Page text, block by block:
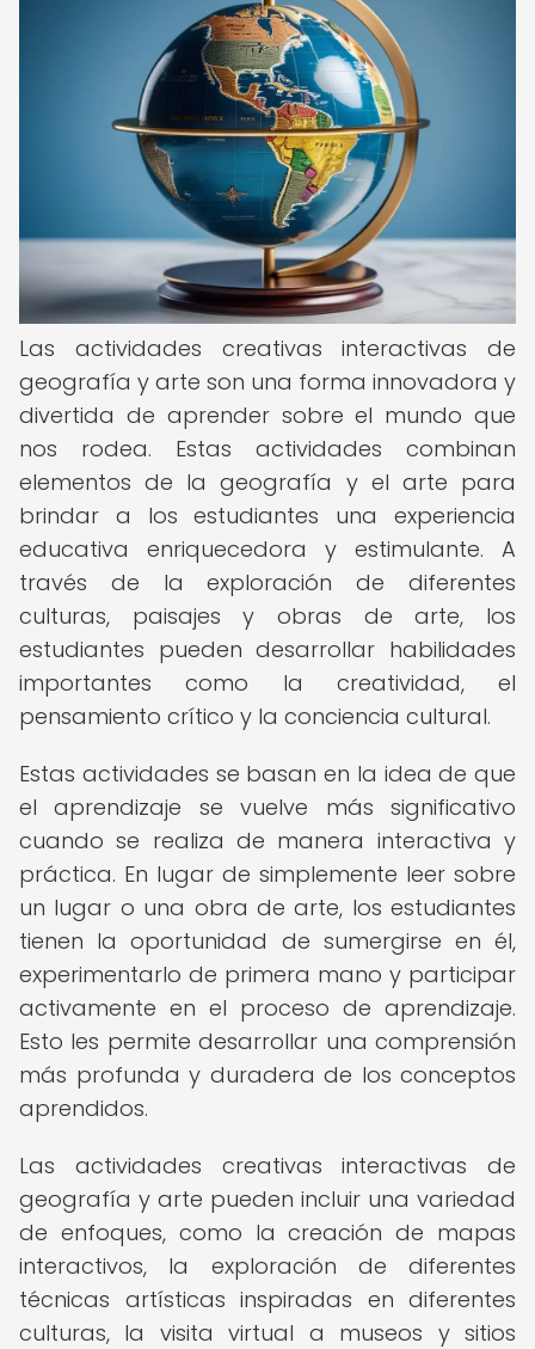
Las actividades creativas interactivas de
geografía y arte son una forma innovadora y
divertida de aprender sobre el mundo que
nos rodea. Estas actividades combinan
elementos de la geografía y el arte para
brindar a los estudiantes una experiencia
educativa enriquecedora y estimulante. A
través de la exploración de diferentes
culturas, paisajes y obras de arte, los
estudiantes pueden desarrollar habilidades
importantes como la creatividad, el
pensamiento crítico y la conciencia cultural.
Estas actividades se basan en la idea de que
el aprendizaje se vuelve más significativo
cuando se realiza de manera interactiva y
práctica. En lugar de simplemente leer sobre
un lugar o una obra de arte, los estudiantes
tienen la oportunidad de sumergirse en él,
experimentarlo de primera mano y participar
activamente en el proceso de aprendizaje.
Esto les permite desarrollar una comprensión
más profunda y duradera de los conceptos
aprendidos.
Las actividades creativas interactivas de
geografía y arte pueden incluir una variedad
de enfoques, como la creación de mapas
interactivos, la exploración de diferentes
técnicas artísticas inspiradas en diferentes
culturas, la visita virtual a museos y sitios